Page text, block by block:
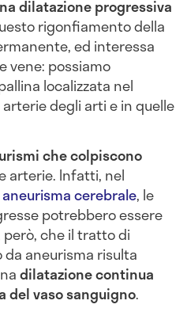
dilatazione progressiva
rigonfiamento della
ed interessa
vene: possiamo
localizzata nel
degli arti e in quelle
che colpiscono
arterie. Infatti, nel
aneurisma cerebrale, le
potrebbero essere
che il tratto di
aneurisma risulta
dilatazione continua
del vaso sanguigno.